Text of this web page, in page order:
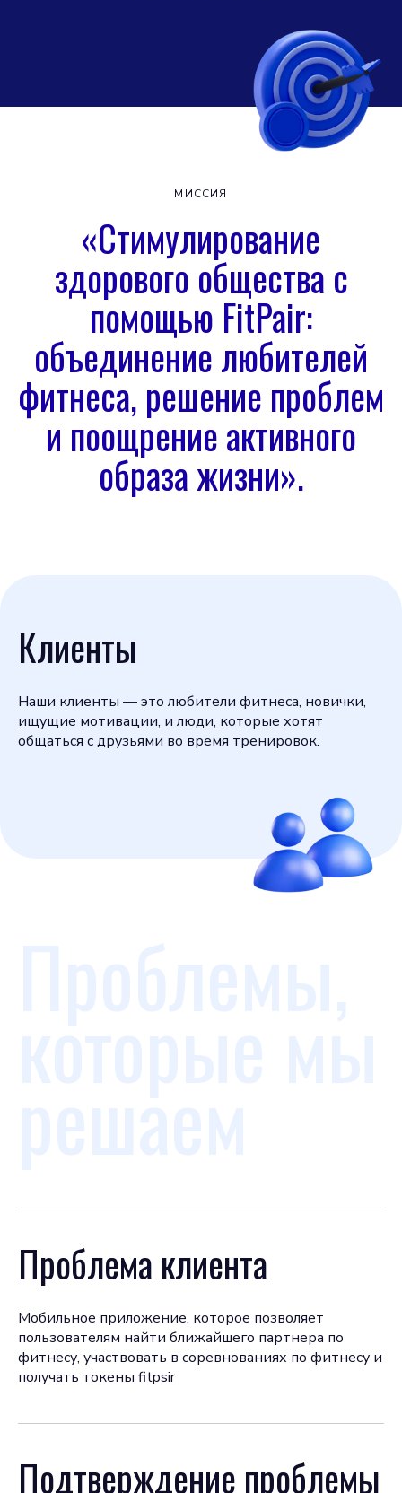
МИССИЯ
«Стимулирование
здорового общества с
помощью FitPair:
объединение любителей
фитнеса, решение проблем
и поощрение активного
образа жизни».
Клиенты
Наши клиенты — это любители фитнеса, новички,
ищущие мотивации, и люди, которые хотят
общаться с друзьями во время тренировок.
Проблема клиента
Мобильное приложение, которое позволяет
пользователям найти ближайшего партнера по
фитнесу, участвовать в соревнованиях по фитнесу и
получать токены fitpsir
Подтверждение проблемы